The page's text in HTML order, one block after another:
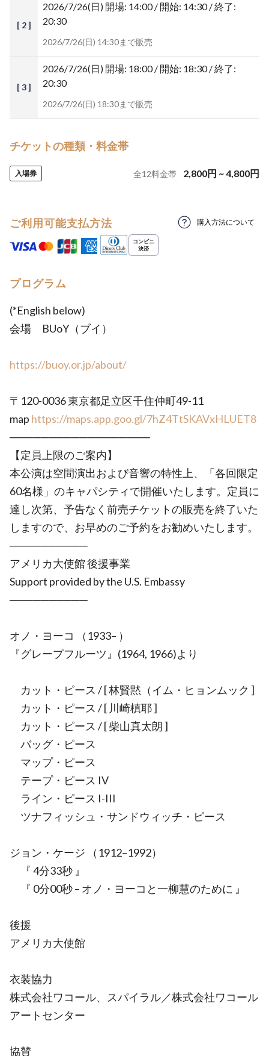
[ 2 ]
2026/7/26(日) 開場: 14:00 / 開始: 14:30 / 終了:
20:30
2026/7/26(日) 14:30まで販売
[ 3 ]
2026/7/26(日) 開場: 18:00 / 開始: 18:30 / 終了:
20:30
2026/7/26(日) 18:30まで販売
チケットの種類・料金帯
入場券 全12料金帯 2,800円 ~4,800円
ご利用可能支払方法 購入方法について
プログラム
(*English below)
会場 BUoY（ブイ）
https://buoy.or.jp/about/
〒120-0036 東京都足立区千住仲町49-11
map https://maps.app.goo.gl/7hZ4TtSKAVxHLUET8
──────────────────
【定員上限のご案内】
本公演は空間演出および音響の特性上、「各回限定
60名様」のキャパシティで開催いたします。定員に
達し次第、予告なく前売チケットの販売を終了いた
しますので、お早めのご予約をお勧めいたします。
──────────
アメリカ大使館 後援事業
Support provided by the U.S. Embassy
──────────
オノ・ヨーコ （1933– ）
『グレープフルーツ』(1964, 1966)より
カット・ピース / [ 林賢黙（イム・ヒョンムック ]
カット・ピース / [ 川崎槙耶 ]
カット・ピース / [ 柴山真太朗 ]
バッグ・ピース
マップ・ピース
テープ・ピース IV
ライン・ピース I-III
ツナフィッシュ・サンドウィッチ・ピース
ジョン・ケージ （1912–1992）
『 4分33秒 』
『 0分00秒 – オノ・ヨーコと一柳慧のために 』
後援
アメリカ大使館
衣装協力
株式会社ワコール、スパイラル／株式会社ワコール
アートセンター
協賛